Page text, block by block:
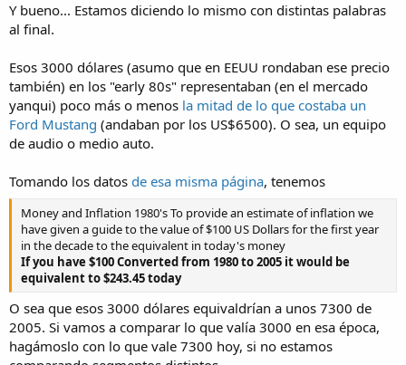
Y bueno... Estamos diciendo lo mismo con distintas palabras
al final.
Esos 3000 dólares (asumo que en EEUU rondaban ese precio
también) en los "early 80s" representaban (en el mercado
yanqui) poco más o menos la mitad de lo que costaba un
Ford Mustang (andaban por los US$6500). O sea, un equipo
de audio o medio auto.
Tomando los datos de esa misma página, tenemos
Money and Inflation 1980's To provide an estimate of inflation we
have given a guide to the value of $100 US Dollars for the first year
in the decade to the equivalent in today's money
If you have $100 Converted from 1980 to 2005 it would be
equivalent to $243.45 today
O sea que esos 3000 dólares equivaldrían a unos 7300 de
2005. Si vamos a comparar lo que valía 3000 en esa época,
hagámoslo con lo que vale 7300 hoy, si no estamos